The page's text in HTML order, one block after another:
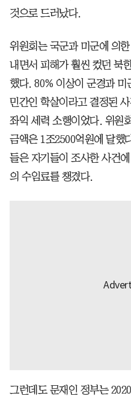
것으로 드러났다.
위원회는 국군과 미군에 의
내면서 피해가 훨씬 컸던 북
했다. 80% 이상이 군경과 미
민간인 학살이라고 결정된
좌익 세력 소행이었다. 위원
금액은 1조2500억원에 달했
들은 자기들이 조사한 사건
의 수임료를 챙겼다.
그런데도 문재인 정부는